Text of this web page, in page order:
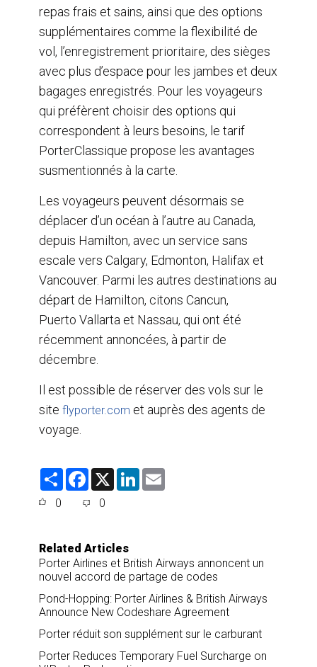
repas frais et sains, ainsi que des options
supplémentaires comme la flexibilité de
vol, l’enregistrement prioritaire, des sièges
avec plus d’espace pour les jambes et deux
bagages enregistrés. Pour les voyageurs
qui préfèrent choisir des options qui
correspondent à leurs besoins, le tarif
PorterClassique propose les avantages
susmentionnés à la carte.
Les voyageurs peuvent désormais se
déplacer d’un océan à l’autre au Canada,
depuis Hamilton, avec un service sans
escale vers Calgary, Edmonton, Halifax et
Vancouver. Parmi les autres destinations au
départ de Hamilton, citons Cancun,
Puerto Vallarta et Nassau, qui ont été
récemment annoncées, à partir de
décembre.
Il est possible de réserver des vols sur le
site flyporter.com et auprès des agents de
voyage.
S
F
e
o
k
X
L
0 0
Related Articles
Porter Airlines et British Airways annoncent un
nouvel accord de partage de codes
Pond-Hopping: Porter Airlines & British Airways
Announce New Codeshare Agreement
Porter réduit son supplément sur le carburant
Porter Reduces Temporary Fuel Surcharge on